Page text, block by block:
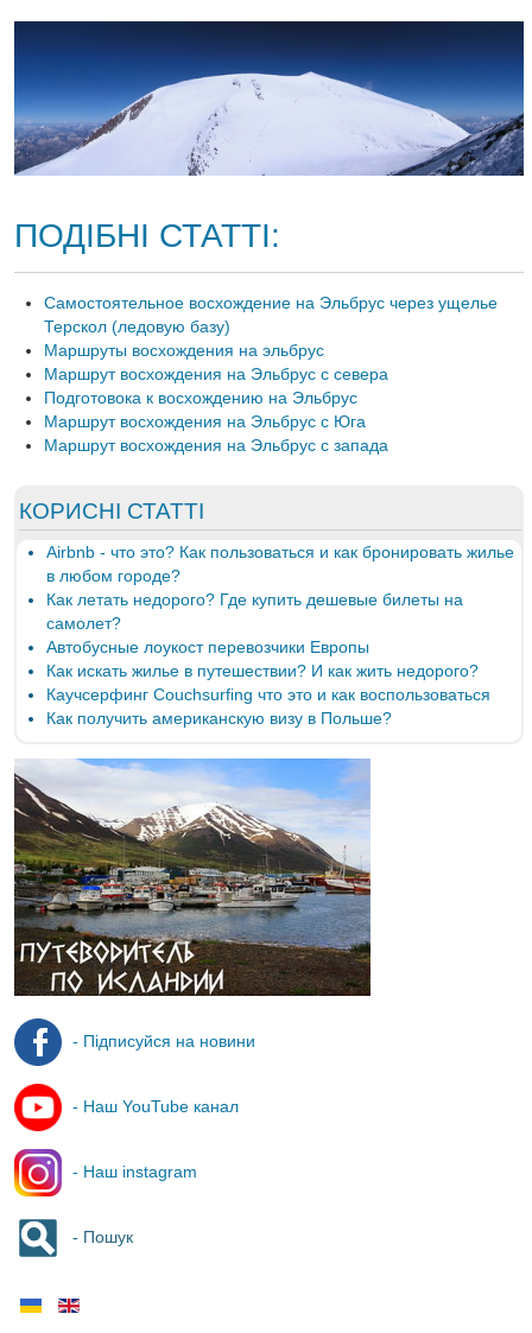
ПОДІБНІ СТАТТІ:
Самостоятельное восхождение на Эльбрус через ущелье
Терскол (ледовую базу)
Маршруты восхождения на эльбрус
Маршрут восхождения на Эльбрус с севера
Подготовока к восхождению на Эльбрус
Маршрут восхождения на Эльбрус с Юга
Маршрут восхождения на Эльбрус с запада
КОРИСНІ СТАТТІ
Airbnb - что это? Как пользоваться и как бронировать жилье
в любом городе?
Как летать недорого? Где купить дешевые билеты на
самолет?
Автобусные лоукост перевозчики Европы
Как искать жилье в путешествии? И как жить недорого?
Каучсерфинг Couchsurfing что это и как воспользоваться
Как получить американскую визу в Польше?
- Підписуйся на новини
- Наш YouTube канал
- Наш instagram
- Пошук